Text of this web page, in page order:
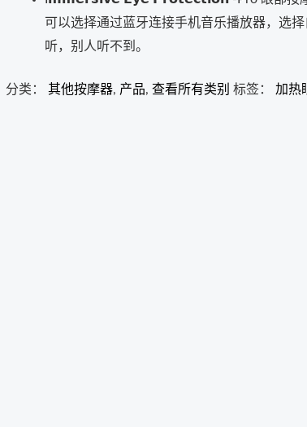
可以选择通过蓝牙连接手机音乐播放器，选
听，别人听不到。
分类： 其他按摩器, 产品, 查看所有类别 标签： 加热